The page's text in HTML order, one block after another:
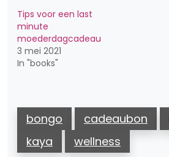
Tips voor een last
minute
moederdagcadeau
3 mei 2021
In "books"
bongo cadeaubon
kaya
wellness